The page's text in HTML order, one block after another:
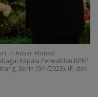
H Ansar Ahmad
Kepala Perwakilan BPKP
Senin (9/1/2023). (F. dok